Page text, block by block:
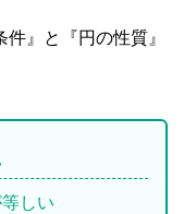
』と『円の性質』
しい